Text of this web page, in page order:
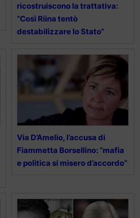
ricostruiscono la trattativa:
“Così Riina tentò
destabilizzare lo Stato”
Via D’Amelio, l’accusa di
Fiammetta Borsellino: “mafia
e politica si misero d’accordo”